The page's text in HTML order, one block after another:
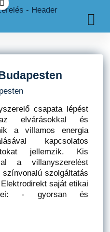
csapata lépést
elvárásokkal és
a villamos energia
kapcsolatos
jellemzik. Kis
a villanyszerelést
színvonalú szolgáltatás
saját etikai
- gyorsan és